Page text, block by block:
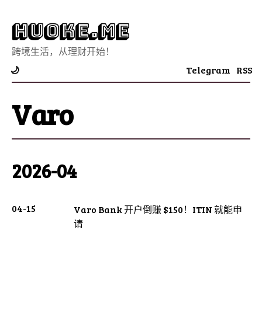
Huoke.Me
跨境生活，从理财开始！
🌙 Telegram RSS
Varo
2026-04
04-15
Varo Bank 开户倒赚 $150！ITIN 就能申
请